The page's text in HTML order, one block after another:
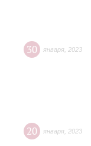
30 января 2023
20 января 2023